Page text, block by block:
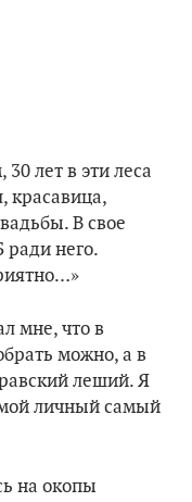
лет в эти леса
красавица,
В свое
ради него.
мне, что в
можно, а в
леший. Я
личный самый
на окопы